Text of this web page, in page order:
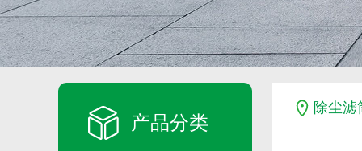
产品分类
除尘滤